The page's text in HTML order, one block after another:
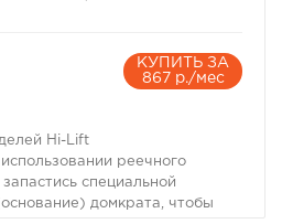
КУПИТЬ ЗА
867 р./мес
Hi-Lift
реечного
специальной
домкрата, чтобы